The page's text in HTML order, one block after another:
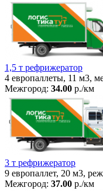
1,5 т рефрижератор
4 европаллеты, 11 м3,
Межгород: 34.00 р./км
3 т рефрижератор
9 европаллет, 20 м3,
Межгород: 37.00 р./км